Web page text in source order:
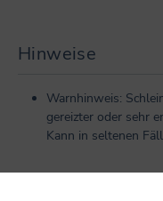
Hinweise
Warnhinweis:
gereizter oder sehr
Kann in seltenen